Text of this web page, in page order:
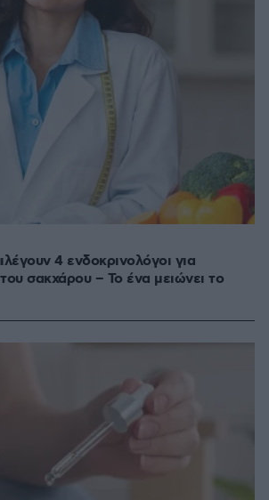
4 ενδοκρινολόγοι για
σακχάρου – Το ένα μειώνει το